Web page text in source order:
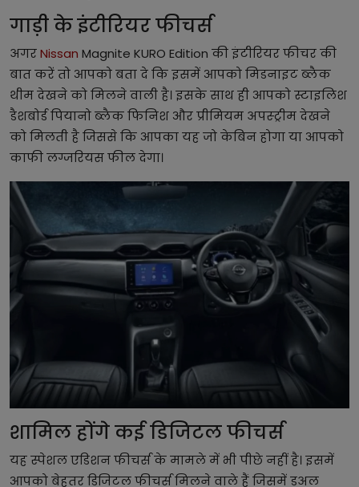
गाड़ी के इंटीरियर फीचर्स
अगरNissan Magnite KURO Edition की इंटीरियर फीचर की
बात करें तो आपको बता दे कि इसमें आपको मिडनाइट ब्लैक
थीम देखने को मिलने वाली है। इसके साथ ही आपको स्टाइलिश
डैशबोर्ड पियानो ब्लैक फिनिश और प्रीमियम अपस्ट्रीम देखने
को मिलती है जिससे कि आपका यह जो केबिन होगा या आपको
काफी लग्जरियस फील देगा।
शामिल होंगे कई डिजिटल फीचर्स
यह स्पेशल एडिशन फीचर्स के मामले में भी पीछे नहीं है। इसमें
आपको बेहतर डिजिटल फीचर्स मिलने वाले हैं जिसमें डुअल